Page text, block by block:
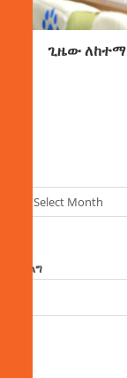
ጊዜው
Select Month
ፈልግ